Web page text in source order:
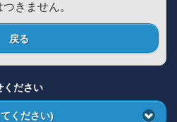
きません。
戻る
ください
ください)